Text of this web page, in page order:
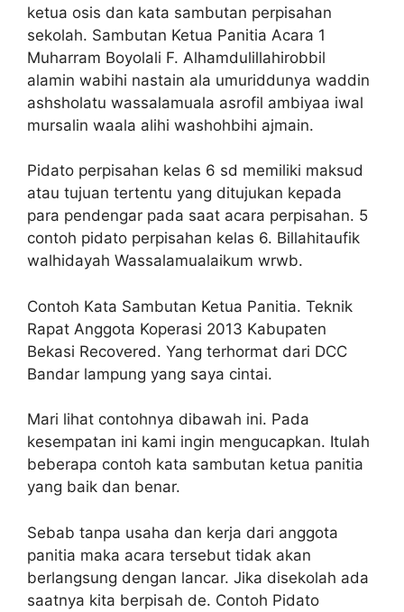
ketua osis dan kata sambutan perpisahan
sekolah. Sambutan Ketua Panitia Acara 1
Muharram Boyolali F. Alhamdulillahirobbil
alamin wabihi nastain ala umuriddunya waddin
ashsholatu wassalamuala asrofil ambiyaa iwal
mursalin waala alihi washohbihi ajmain.
Pidato perpisahan kelas 6 sd memiliki maksud
atau tujuan tertentu yang ditujukan kepada
para pendengar pada saat acara perpisahan. 5
contoh pidato perpisahan kelas 6. Billahitaufik
walhidayah Wassalamualaikum wrwb.
Contoh Kata Sambutan Ketua Panitia. Teknik
Rapat Anggota Koperasi 2013 Kabupaten
Bekasi Recovered. Yang terhormat dari DCC
Bandar lampung yang saya cintai.
Mari lihat contohnya dibawah ini. Pada
kesempatan ini kami ingin mengucapkan. Itulah
beberapa contoh kata sambutan ketua panitia
yang baik dan benar.
Sebab tanpa usaha dan kerja dari anggota
panitia maka acara tersebut tidak akan
berlangsung dengan lancar. Jika disekolah ada
saatnya kita berpisah de. Contoh Pidato